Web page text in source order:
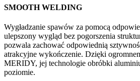
SMOOTH WELDING
Wygładzanie spawów za pomocą
ulepszony wygląd bez pogorszenia
pozwala zachować odpowiednią
atrakcyjne wykończenie. Dzięki
MERIDY, jej technologie obróbki
poziomie.